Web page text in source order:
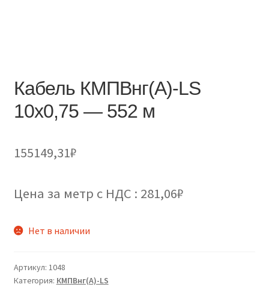
Кабель КМПВнг(А)-LS
10х0,75 — 552 м
155149,31₽
Цена за метр с НДС : 281,06₽
Нет в наличии
Артикул: 1048
Категория: КМПВнг(А)-LS